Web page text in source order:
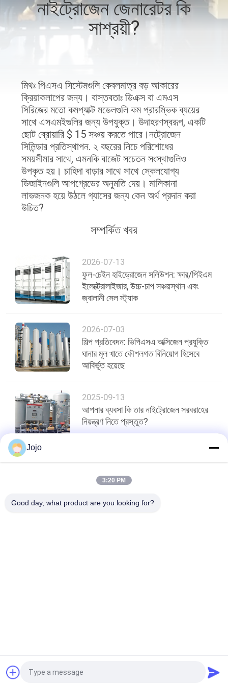
নিয়ন্ত্রণ
যোগাযোগ
করুন
মামলা
একটি
উদ্ধৃতি
NEWS
সাইট
ম্যাপ
গোপনীয়তা
নীতি
নাইট্রোজেন জেনারেটর কি
সাশ্রয়ী?
মিথঃ পিএসএ সিস্টেমগুলি কেবলমাত্র বড় আকারের
ক্রিয়াকলাপের জন্য। বাস্তবতাঃ ডিএক্স বা এমএস
সিরিজের মতো কমপ্যাক্ট মডেলগুলি কম প্রারম্ভিক ব্যয়ের
সাথে এসএমইগুলির জন্য উপযুক্ত। উদাহরণস্বরূপ, একটি
ছোট ব্রোয়ারি $ 15 সঞ্চয় করতে পারে।নট্রোজেন
সিলিন্ডার প্রতিস্থাপন. ২ বছরের নিচে পরিশোধের
সময়সীমার সাথে, এমনকি বাজেট সচেতন সংস্থাগুলিও
উপকৃত হয়। চাহিদা বাড়ার সাথে সাথে স্কেলযোগ্য
ডিজাইনগুলি আপগ্রেডের অনুমতি দেয়। মালিকানা
লাভজনক হয়ে উঠলে গ্যাসের জন্য কেন অর্থ প্রদান করা
উচিত?
সম্পর্কিত খবর
2026-07-13
ফুল-চেইন হাইড্রোজেন সলিউশন: ক্ষার/পিইএম
ইলেক্ট্রোলাইজার, উচ্চ-চাপ সঞ্চয়স্থান এবং
জ্বালানী সেল স্ট্যাক
2026-07-03
শিল্প প্রতিবেদন: ভিপিএসএ অক্সিজেন প্রযুক্তি
ঘানার মূল খাতে কৌশলগত বিনিয়োগ হিসেবে
আবির্ভূত হয়েছে
2025-09-13
আপনার ব্যবসা কি তার নাইট্রোজেন সরবরাহের
নিয়ন্ত্রণ নিতে প্রস্তুত?
শীর্ষ
Jojo
3:20 PM
Good day, what product are you looking for?